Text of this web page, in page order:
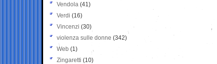
Vendola (41)
Verdi (16)
Vincenzi (30)
violenza sulle donne (342)
Web (1)
Zingaretti (10)